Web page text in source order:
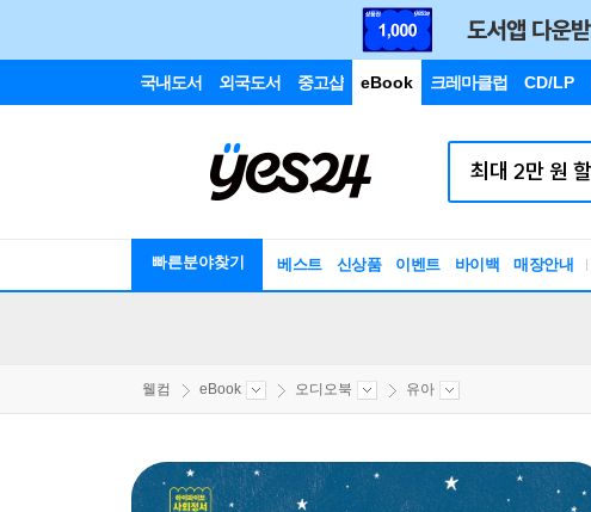
국내도서 외국도서 중고샵 eBook 크레마클럽 CD/LP
빠른분야찾기 베스트 신상품 이벤트 바이백 매장안내
웰컴 eBook 오디오북 유아